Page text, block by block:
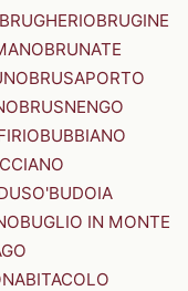
BRUGHERIOBRUGINE
BRUNATE
BRUSAPORTO
BRUSNENGO
BUBBIANO
BUDOIA
BUGLIO IN MONTE